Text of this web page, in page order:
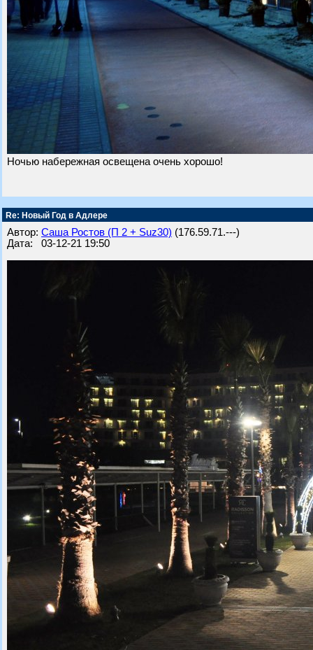
Ночью набережная освещена очень хорошо!
Re: Новый Год в Адлере
Автор: Саша Ростов (П 2 + Suz30) (176.59.71.---)
Дата: 03-12-21 19:50